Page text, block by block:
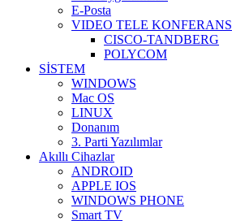
E-Posta
VIDEO TELE KONFERANS
CISCO-TANDBERG
POLYCOM
SİSTEM
WINDOWS
Mac OS
LINUX
Donanım
3. Parti Yazılımlar
Akıllı Cihazlar
ANDROID
APPLE IOS
WINDOWS PHONE
Smart TV